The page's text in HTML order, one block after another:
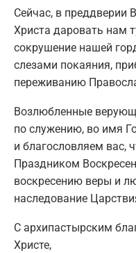
Сейчас, в преддверии
Христа даровать нам
сокрушение нашей
слезами покаяния,
переживанию
Возлюбленные
по служению, во имя
и благословляем вас,
Праздником
воскресению веры и
наследование
С архипастырским
Христе,